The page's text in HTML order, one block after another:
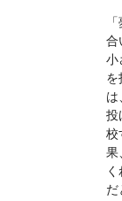
合
小
投
校
果
だ